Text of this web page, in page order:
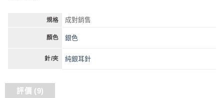
規格 成對銷售
顏色 銀色
針/夾 純銀耳針
評價 (9)